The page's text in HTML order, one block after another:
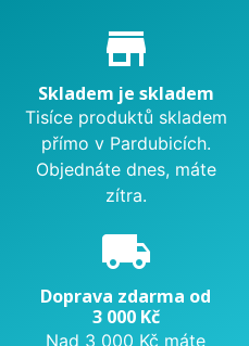
Proč nakupovat u nás?
store_mall_directory
Skladem je skladem
Tisíce produktů skladem
přímo v Pardubicích.
Objednáte dnes, máte
zítra.
local_shipping
Doprava zdarma od
3 000 Kč
Nad 3 000 Kč máte